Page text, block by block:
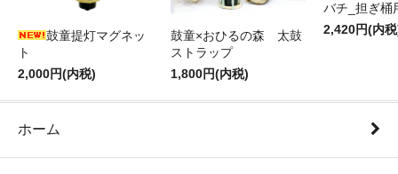
鼓童提灯マグネッ
ト
2,000円(内税)
鼓童×おひるの森 太鼓
ストラップ
1,800円(内税)
バチ_担ぎ桶
2,420円(内
ホーム